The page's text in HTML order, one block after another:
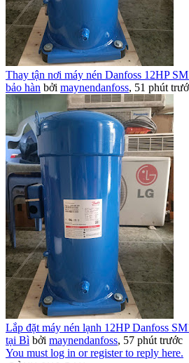
Thay tận nơi máy nén Danfoss 12HP
bảo hàn bởi maynendanfoss, 51 phút
Lắp đặt máy nén lạnh 12HP Danfoss
tại Bì bởi maynendanfoss, 57 phút trước
You must log in or register to reply here.